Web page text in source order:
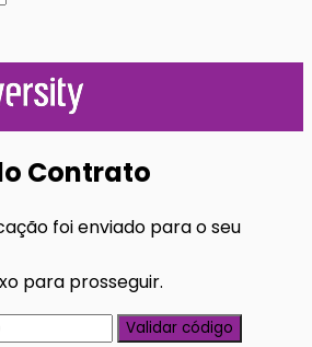
Contrato
foi enviado para o seu
para prosseguir.
Validar código